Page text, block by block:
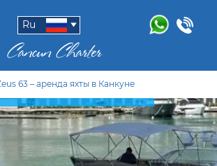
Ru
63 – аренда яхты в Канкуне